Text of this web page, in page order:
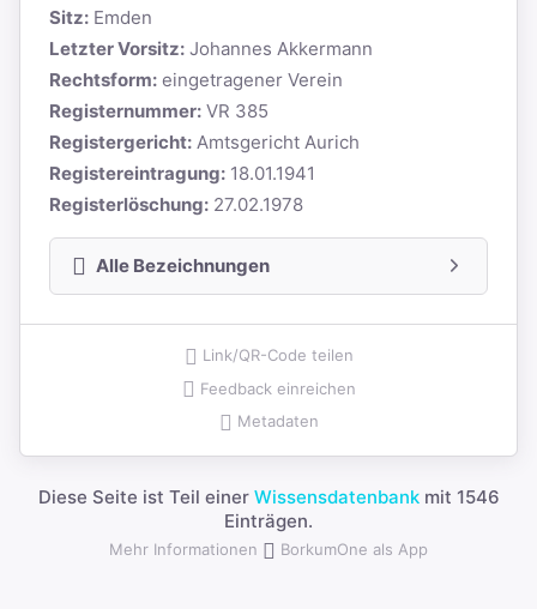
Sitz: Emden
Letzter Vorsitz: Johannes Akkermann
Rechtsform: eingetragener Verein
Registernummer: VR 385
Registergericht: Amtsgericht Aurich
Registereintragung: 18.01.1941
Registerlöschung: 27.02.1978
Alle Bezeichnungen
Link/QR-Code teilen
Feedback einreichen
Metadaten
Diese Seite ist Teil einer Wissensdatenbankmit 1546
Einträgen.
Mehr Informationen BorkumOne als App